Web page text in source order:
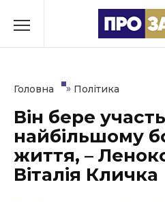
до
Культура
Освіта
Головна » Політика
Він бере
найбільшому
життя, –
Віталія Кличка